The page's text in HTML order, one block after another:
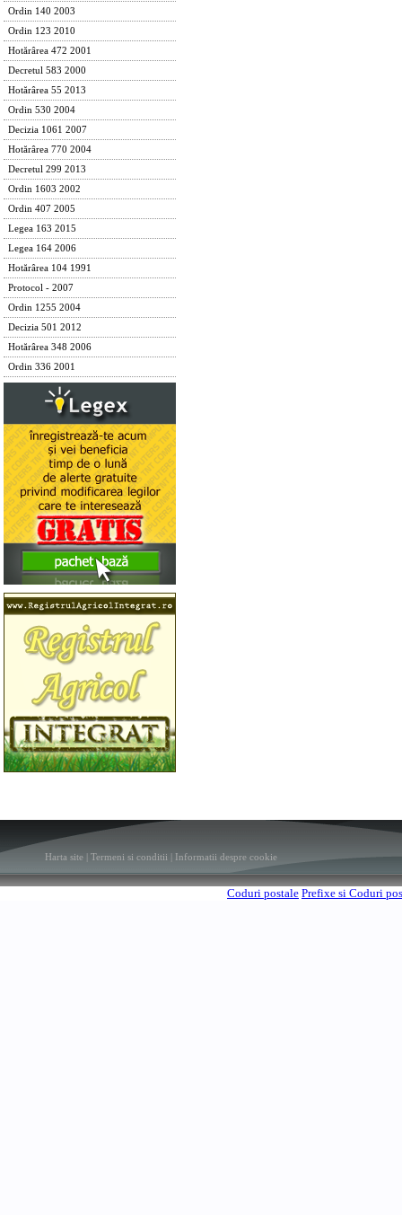
Ordin 140 2003
Ordin 123 2010
Hotărârea 472 2001
Decretul 583 2000
Hotărârea 55 2013
Ordin 530 2004
Decizia 1061 2007
Hotărârea 770 2004
Decretul 299 2013
Ordin 1603 2002
Ordin 407 2005
Legea 163 2015
Legea 164 2006
Hotărârea 104 1991
Protocol - 2007
Ordin 1255 2004
Decizia 501 2012
Hotărârea 348 2006
Ordin 336 2001
Harta site | Termeni si conditii | Informatii despre cookie
Coduri postale Prefixe si Coduri